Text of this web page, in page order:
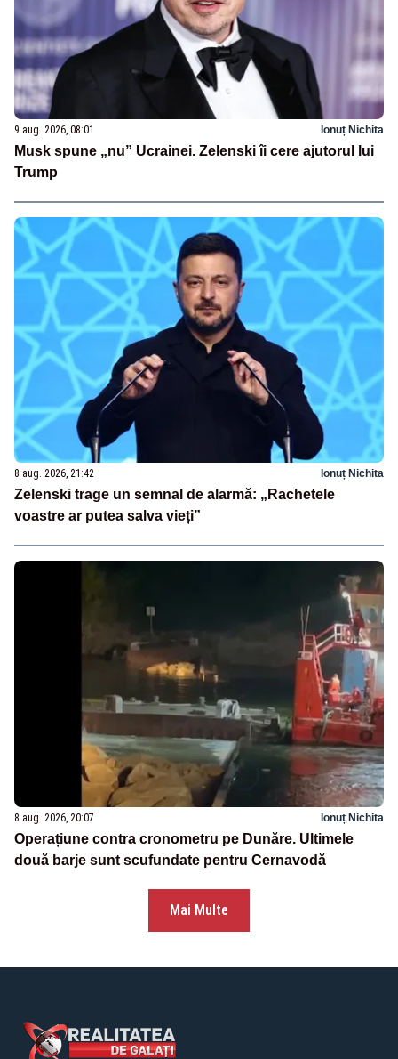
9 aug. 2026, 08:01 Ionuț Nichita
Musk spune „nu” Ucrainei. Zelenski îi cere ajutorul lui
Trump
8 aug. 2026, 21:42 Ionuț Nichita
Zelenski trage un semnal de alarmă: „Rachetele
voastre ar putea salva vieți”
8 aug. 2026, 20:07 Ionuț Nichita
Operațiune contra cronometru pe Dunăre. Ultimele
două barje sunt scufundate pentru Cernavodă
Mai Multe